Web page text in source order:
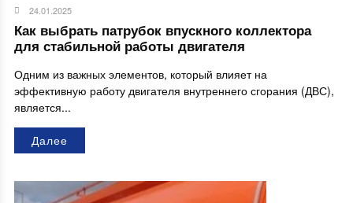
24.01.2025
Как выбрать патрубок впускного коллектора
для стабильной работы двигателя
Одним из важных элементов, который влияет на
эффективную работу двигателя внутреннего сгорания (ДВС),
является...
Далее